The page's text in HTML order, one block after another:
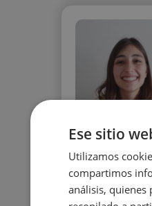
Ese sitio
Utilizamos
compartimos
análisis,